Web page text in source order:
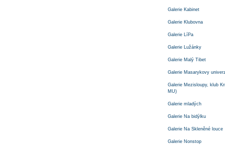
Galerie Kabinet
Galerie Klubovna
Galerie LíPa
Galerie Lužánky
Galerie Malý Tibet
Galerie Masarykovy
Galerie Mezisloupy, klub
MU)
Galerie mladých
Galerie Na bidýlku
Galerie Na Skleněné louce
Galerie Nonstop